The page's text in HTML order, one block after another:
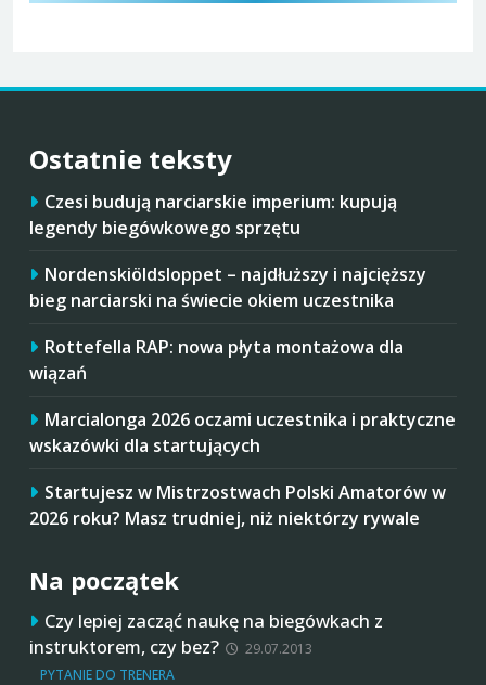
Ostatnie teksty
Czesi budują narciarskie imperium: kupują
legendy biegówkowego sprzętu
Nordenskiöldsloppet – najdłuższy i najcięższy
bieg narciarski na świecie okiem uczestnika
Rottefella RAP: nowa płyta montażowa dla
wiązań
Marcialonga 2026 oczami uczestnika i praktyczne
wskazówki dla startujących
Startujesz w Mistrzostwach Polski Amatorów w
2026 roku? Masz trudniej, niż niektórzy rywale
Na początek
Czy lepiej zacząć naukę na biegówkach z
instruktorem, czy bez?
29.07.2013
PYTANIE DO TRENERA